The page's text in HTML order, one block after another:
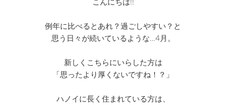
例年に比べるとあれ？過ごしやすい？と
思う日々が続いているような…4月。
新しくこちらにいらした方は
「思ったより厚くないですね！？」
ハノイに長く住まれている方は、